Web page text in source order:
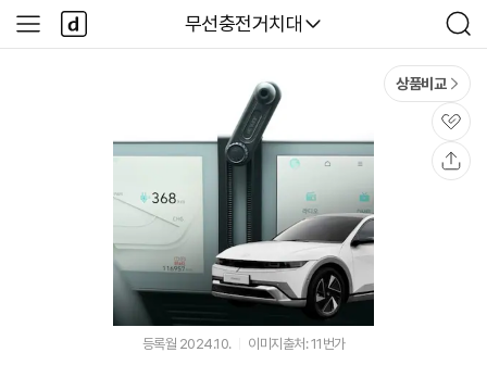
다나와
무선충전거치대
검
색
사
이
다
나
와
상품비교
관
심
등록월 2024.10. 이미지출처: 11번가